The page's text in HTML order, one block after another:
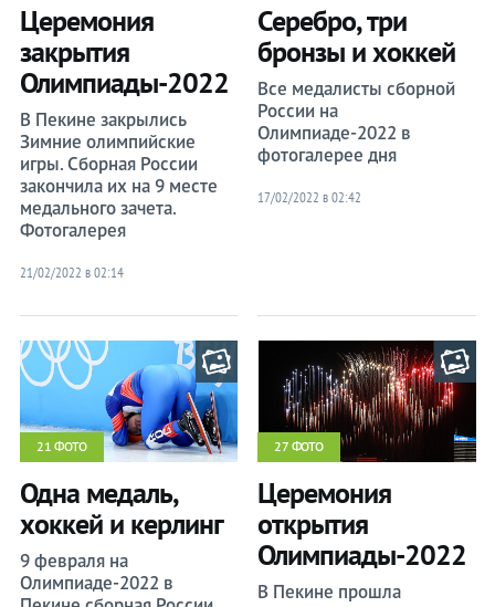
Церемония
закрытия
Олимпиады-2022
В Пекине закрылись
Зимние олимпийские
игры. Сборная России
закончила их на 9 месте
медального зачета.
Фотогалерея
21/02/2022 в 02:14
Серебро, три
бронзы и хоккей
Все медалисты сборной
России на
Олимпиаде-2022 в
фотогалерее дня
17/02/2022 в 02:42
21 ФОТО
Одна медаль,
хоккей и керлинг
9 февраля на
Олимпиаде-2022 в
27 ФОТО
Церемония
открытия
Олимпиады-2022
В Пекине прошла